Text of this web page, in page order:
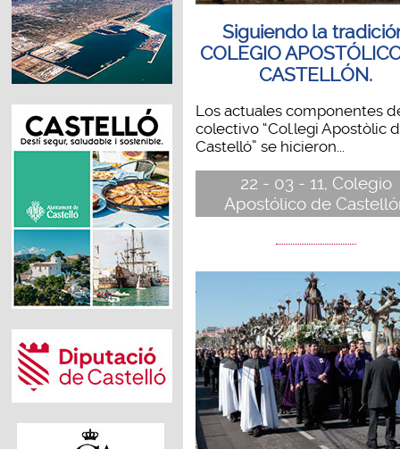
Siguiendo la
COLEGIO
CASTELLÓN.
Los actuales componentes
colectivo “Col.legi Apostòlic
Castelló” se hicieron...
22 - 03 - 11, Colegio
Apostólico de